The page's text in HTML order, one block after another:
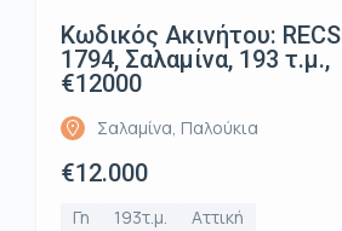
Κωδικός Ακινήτου: RECS
1794, Σαλαμίνα, 193 τ.μ.,
€12000
Σαλαμίνα, Παλούκια
€12.000
Γη 193τ.μ.
Αττική